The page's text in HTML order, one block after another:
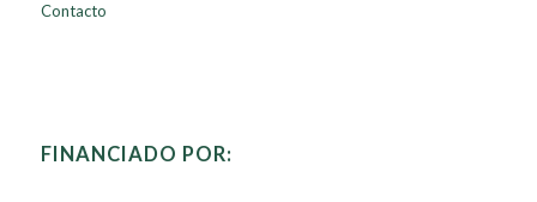
Contacto
FINANCIADO POR: